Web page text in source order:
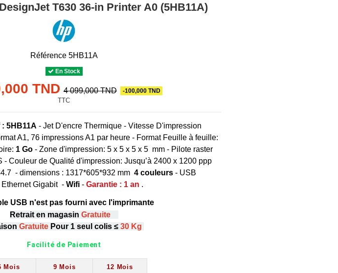
T630 36-in Printer A0 (5HB11A)
Référence 5HB11A
En Stock
TND 4 099,000 TND -100,000 TND
TTC
: 5HB11A - Jet D'encre Thermique - Vitesse D'impression
A1, 76 impressions A1 par heure - Format Feuille à feuille:
1 Go - Zone d'impression: 5 x 5 x 5 x 5 mm - Pilote raster
- Couleur de Qualité d'impression: Jusqu’à 2400 x 1200 ppp
- dimensions : 1317*605*932 mm 4 couleurs - USB
Ethernet Gigabit - Wifi - Garantie : 1 an .
USB n'est pas fourni avec l'imprimante
Retrait en magasin Gratuite
GratuitePour 1 seul colis ≤ 30 Kg
Facilité de Paiement
Mois 9 Mois 12 Mois